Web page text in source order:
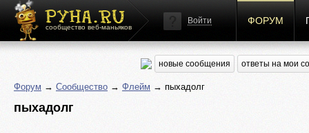
сообщество веб-маньяков
Войти ФОРУМ
новые сообщения ответы на мои
Форум → Сообщество → Флейм → пыхадолг
пыхадолг